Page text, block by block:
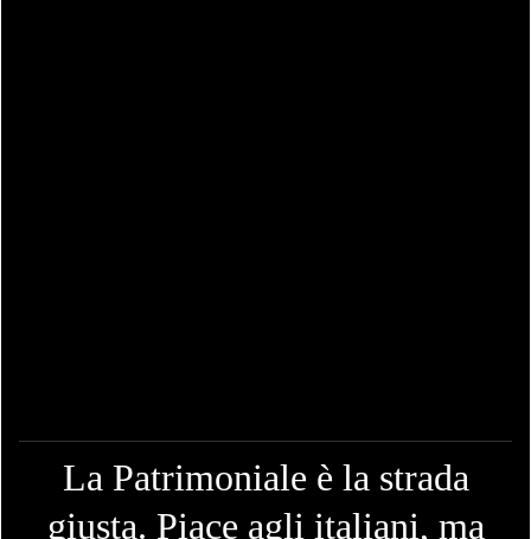
La Patrimoniale è la strada
giusta. Piace agli italiani, ma